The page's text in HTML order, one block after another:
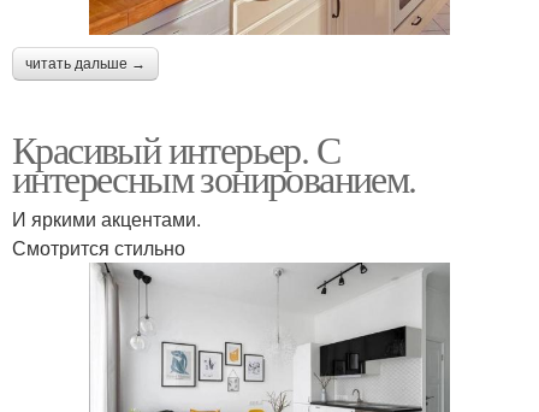
читать дальше →
Красивый интерьер. С
интересным зонированием.
И яркими акцентами.
Смотрится стильно